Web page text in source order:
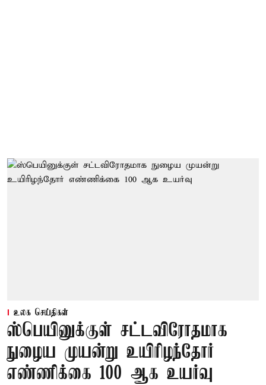
உலக செய்திகள்
ஸ்பெயினுக்குள் சட்டவிரோதமாக
நுழைய முயன்று உயிரிழந்தோர்
எண்ணிக்கை 100 ஆக உயர்வு